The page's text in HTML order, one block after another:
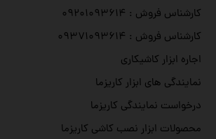
کارشناس فروش : ۰۹۲۰۱۰۹۳۶۱۴
کارشناس فروش : ۰۹۳۷۱۰۹۳۶۱۴
اجاره ابزار کاشیکاری
نمایندگی های ابزار کاریزما
درخواست نمایندگی کاریزما
محصولات ابزار نصب کاشی کاریزما